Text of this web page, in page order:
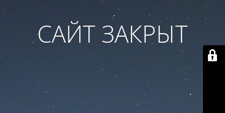
САЙТ ЗАКРЫТ